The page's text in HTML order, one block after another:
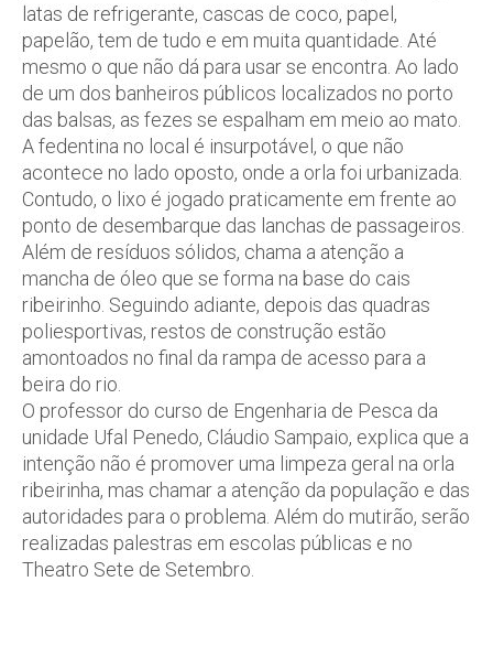
latas de refrigerante, cascas de coco, papel,
papelão, tem de tudo e em muita quantidade. Até
mesmo o que não dá para usar se encontra. Ao lado
de um dos banheiros públicos localizados no porto
das balsas, as fezes se espalham em meio ao mato.
A fedentina no local é insurpotável, o que não
acontece no lado oposto, onde a orla foi urbanizada.
Contudo, o lixo é jogado praticamente em frente ao
ponto de desembarque das lanchas de passageiros.
Além de resíduos sólidos, chama a atenção a
mancha de óleo que se forma na base do cais
ribeirinho. Seguindo adiante, depois das quadras
poliesportivas, restos de construção estão
amontoados no final da rampa de acesso para a
beira do rio.
O professor do curso de Engenharia de Pesca da
unidade Ufal Penedo, Cláudio Sampaio, explica que a
intenção não é promover uma limpeza geral na orla
ribeirinha, mas chamar a atenção da população e das
autoridades para o problema. Além do mutirão, serão
realizadas palestras em escolas públicas e no
Theatro Sete de Setembro.